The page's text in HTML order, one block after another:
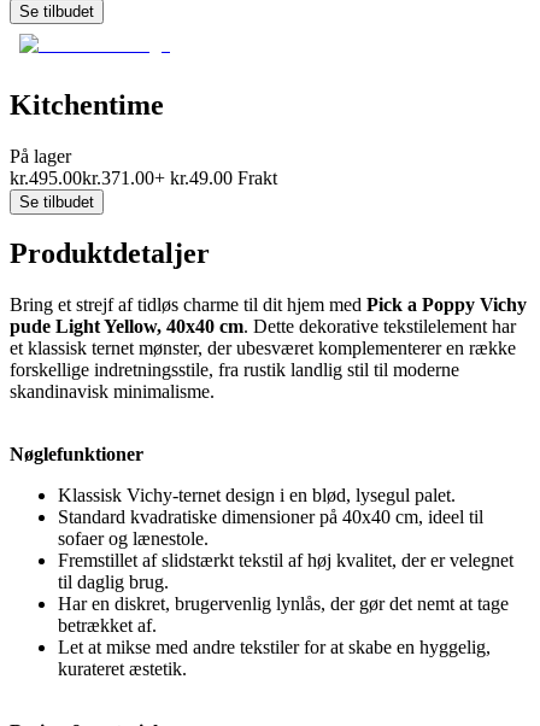
Se tilbudet
Kitchentime
På lager
kr.495.00kr.371.00+ kr.49.00 Frakt
Se tilbudet
Produktdetaljer
Bring et strejf af tidløs charme til dit hjem med Pick a Poppy Vichy
pude Light Yellow, 40x40 cm. Dette dekorative tekstilelement har
et klassisk ternet mønster, der ubesværet komplementerer en række
forskellige indretningsstile, fra rustik landlig stil til moderne
skandinavisk minimalisme.
Nøglefunktioner
Klassisk Vichy-ternet design i en blød, lysegul palet.
Standard kvadratiske dimensioner på 40x40 cm, ideel til
sofaer og lænestole.
Fremstillet af slidstærkt tekstil af høj kvalitet, der er velegnet
til daglig brug.
Har en diskret, brugervenlig lynlås, der gør det nemt at tage
betrækket af.
Let at mikse med andre tekstiler for at skabe en hyggelig,
kurateret æstetik.